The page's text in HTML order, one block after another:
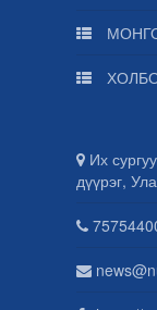
Их
дүүрэг,